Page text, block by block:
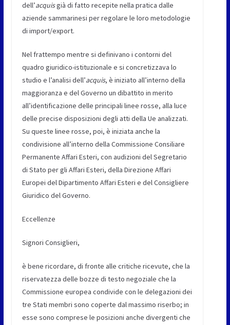
dell’acquisgià di fatto recepite nella pratica dalle
aziende sammarinesi per regolare le loro metodologie
di import/export.
Nel frattempo mentre si definivano i contorni del
quadro giuridico-istituzionale e si concretizzava lo
studio e l’analisi dell’acquis, è iniziato all’interno della
maggioranza e del Governo un dibattito in merito
all’identificazione delle principali linee rosse, alla luce
delle precise disposizioni degli atti della Ue analizzati.
Su queste linee rosse, poi, è iniziata anche la
condivisione all’interno della Commissione Consiliare
Permanente Affari Esteri, con audizioni del Segretario
di Stato per gli Affari Esteri, della Direzione Affari
Europei del Dipartimento Affari Esteri e del Consigliere
Giuridico del Governo.
Eccellenze
Signori Consiglieri,
è bene ricordare, di fronte alle critiche ricevute, che la
riservatezza delle bozze di testo negoziale che la
Commissione europea condivide con le delegazioni dei
tre Stati membri sono coperte dal massimo riserbo; in
esse sono comprese le posizioni anche divergenti che